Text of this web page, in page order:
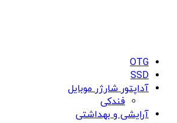
OTG
SSD
آداپتور شارژر موبایل
فندکی
آرایشی و بهداشتی